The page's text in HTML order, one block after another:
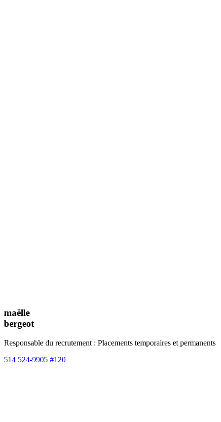
maëlle
bergeot
Responsable du recrutement : Placements temporaires et permanents
514 524-9905 #120